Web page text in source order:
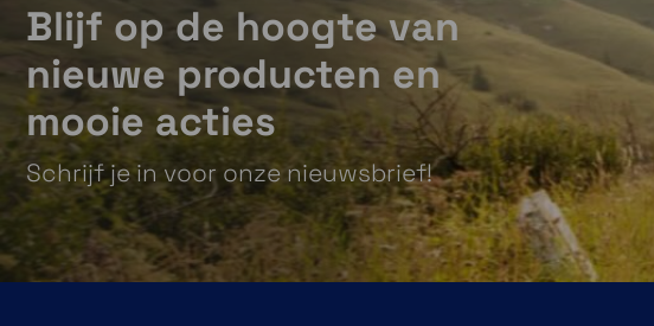
Blijf op de hoogte van
nieuwe producten en
mooie acties
Schrijf je in voor onze nieuwsbrief!